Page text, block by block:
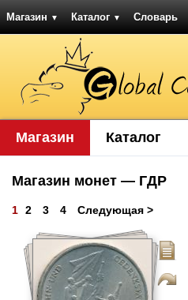
Магазин ▼ Каталог ▼ Словарь
Магазин Каталог
Магазин монет — ГДР
1 2 3 4 Следующая >